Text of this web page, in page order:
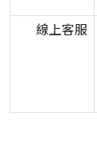
線上客服